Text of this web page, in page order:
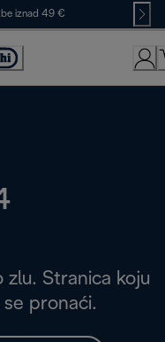
iznad 49 €
Stranica koju
pronaći.